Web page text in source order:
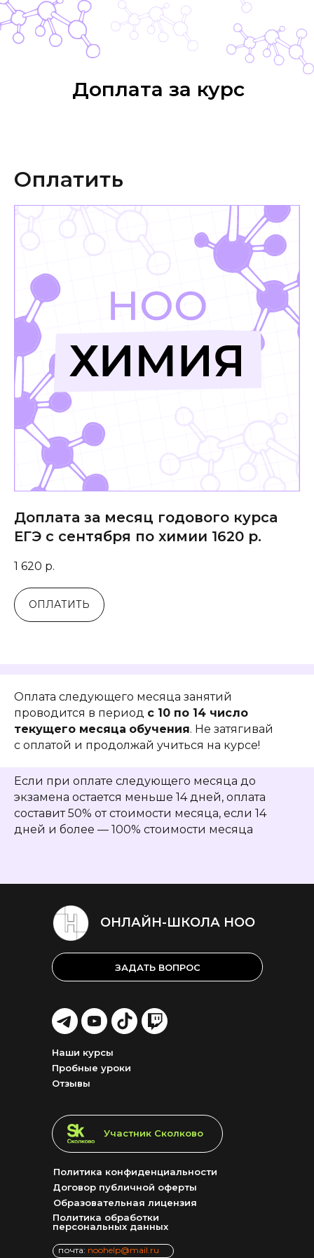
Доплата за курс
Оплатить
Доплата за месяц годового курса
ЕГЭ с сентября по химии 1620 р.
1 620 р.
ОПЛАТИТЬ
Оплата следующего месяца занятий
проводится в период с 10 по 14 число
текущего месяца обучения. Не затягивай
с оплатой и продолжай учиться на курсе!
Если при оплате следующего месяца до
экзамена остается меньше 14 дней, оплата
составит 50% от стоимости месяца, если 14
дней и более — 100% стоимости месяца
ОНЛАЙН-ШКОЛА НОО
почта: noohelp@mail.ru
LET'S
GO!
LET'S
GO!
LET'S
GO!
LET'S
GO!
Образовательная лицензия
Договор публичной оферты
Политика конфиденциальности
Отзывы
Пробные уроки
Наши курсы
ЗАДАТЬ ВОПРОС
Участник Сколково
LET'S GO!
Политика обработки
персональных данных